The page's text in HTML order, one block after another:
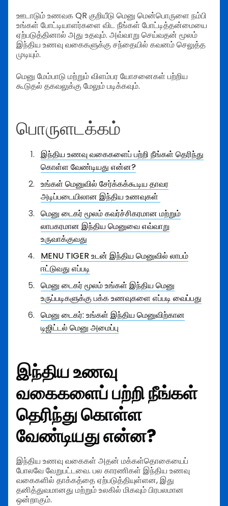
ஊடாடும் உணவக QR குறியீடு மெனு மென்பொருளை நம்பி
உங்கள் போட்டியாளர்களை விட நீங்கள் போட்டித்தன்மையை
ஏற்படுத்தினால் அது உதவும். அவ்வாறு செய்வதன் மூலம்
இந்திய உணவு வகைகளுக்கு சந்தையில் கவனம் செலுத்த
முடியும்.
மெனு மேம்பாடு மற்றும் விளம்பர யோசனைகள் பற்றிய
கூடுதல் தகவலுக்கு மேலும் படிக்கவும்.
பொருளடக்கம்
இந்திய உணவு வகைகளைப் பற்றி நீங்கள் தெரிந்து
கொள்ள வேண்டியது என்ன?
உங்கள் மெனுவில் சேர்க்கக்கூடிய தாவர
அடிப்படையிலான இந்திய உணவுகள்
மெனு டைகர் மூலம் கவர்ச்சிகரமான மற்றும்
லாபகரமான இந்திய மெனுவை எவ்வாறு
உருவாக்குவது
MENU TIGER உடன் இந்திய மெனுவில் லாபம்
ஈட்டுவது எப்படி
மெனு டைகர் மூலம் உங்கள் இந்திய மெனு
உருப்படிகளுக்கு பக்க உணவுகளை எப்படி வைப்பது
மெனு டைகர்: உங்கள் இந்திய மெனுவிற்கான
டிஜிட்டல் மெனு அமைப்பு
இந்திய உணவு
வகைகளைப் பற்றி நீங்கள்
தெரிந்து கொள்ள
வேண்டியது என்ன?
இந்திய உணவு வகைகள் அதன் மக்கள்தொகையைப்
போலவே வேறுபட்டவை. பல காரணிகள் இந்திய உணவு
வகைகளில் தாக்கத்தை ஏற்படுத்தியுள்ளன, இது
தனித்துவமானது மற்றும் உலகில் மிகவும் பிரபலமான
ஒன்றாகும்.